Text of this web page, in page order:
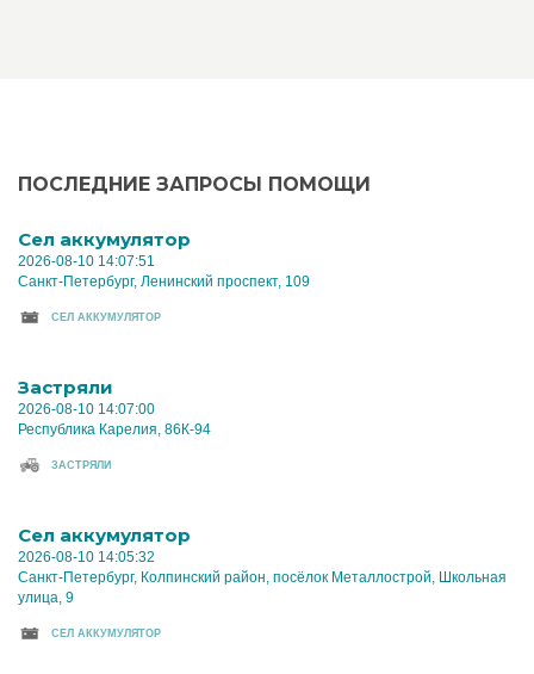
ПОСЛЕДНИЕ ЗАПРОСЫ ПОМОЩИ
Cел аккумулятор
2026-08-10 14:07:51
Санкт-Петербург, Ленинский проспект, 109
CЕЛ АККУМУЛЯТОР
Застряли
2026-08-10 14:07:00
Республика Карелия, 86К-94
ЗАСТРЯЛИ
Cел аккумулятор
2026-08-10 14:05:32
Санкт-Петербург, Колпинский район, посёлок Металлострой, Школьная
улица, 9
CЕЛ АККУМУЛЯТОР